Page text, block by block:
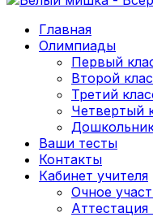
Главная
Олимпиады
Первый
Второй
Третий
Четвертый
Ваши тесты
Контакты
Кабинет учителя
Очное
Аттестация